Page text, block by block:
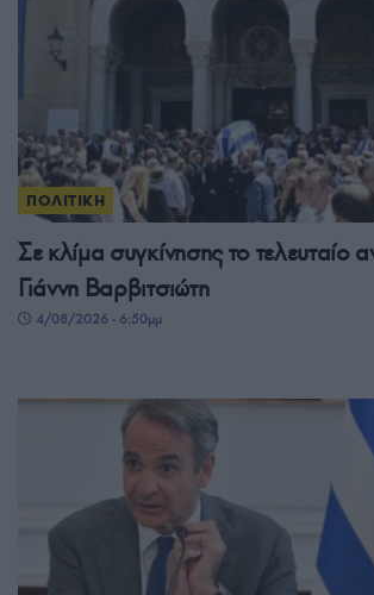
ΠΟΛΙΤΙΚΗ
Σε κλίμα συγκίνησης το τελευταίο
Γιάννη Βαρβιτσιώτη
4/08/2026 - 6:50μμ